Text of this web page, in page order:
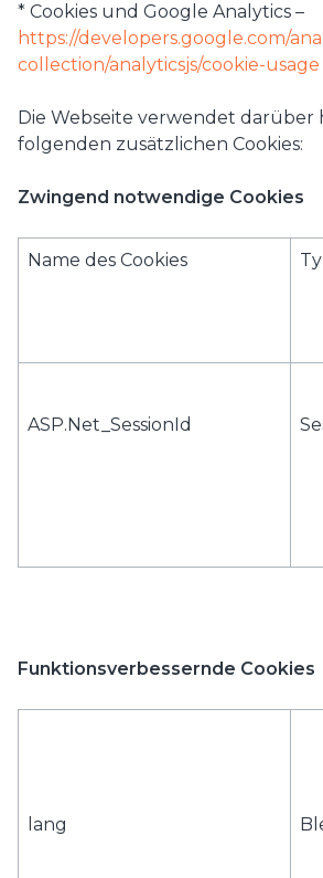
* Cookies und Google Analytics –
https://developers.google.com/
collection/analyticsjs/cookie-usage
Die Webseite verwendet darüber
folgenden zusätzlichen Cookies:
Zwingend notwendige Cookies
Name des Cookies
ASP.Net_SessionId
Funktionsverbessernde Cookies
lang